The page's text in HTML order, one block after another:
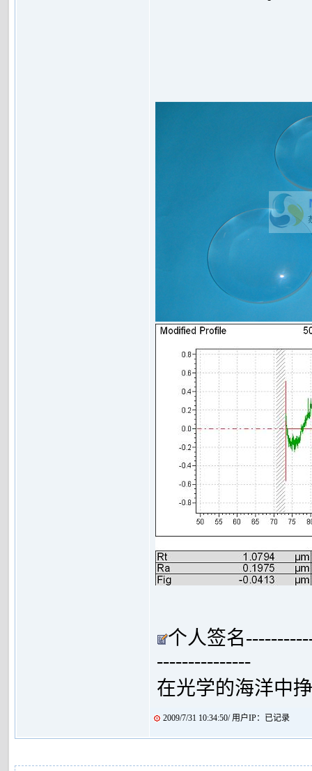
个人签名
---------------
在光学的海洋中
2009/7/31 10:34:50/ 用户IP：已记录